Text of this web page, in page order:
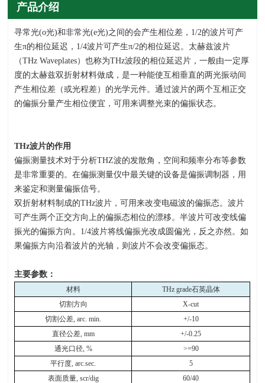
产品介绍
寻常光(o光)和非常光(e光)之间的会产生相位差，1/2的波片可产
生π的相位延迟， 1/4波片可产生π/2的相位延迟。 太赫兹波片
（THz Waveplates）也称为THz波段的相位延迟片，一般由一定厚
度的太赫兹双折射材料做成，是一种能使互相垂直的两光振动间
产生相位差（或光程差）的光学元件。通过波片的两个互相正交
的偏振分量产生相位便宜，可用来调整光束的偏振状态。
THz波片的作用
偏振测量技术对于分析THZ波的发散角，空间和频率分布等参数
是非常重要的。在偏振测量仪中最关键的设备是偏振调制器，用
来鉴定和测量偏振信号。
双折射材料制成的THz波片，可用来改变电磁波的偏振态。波片
可产生两个正交方向上的偏振态相位的漂移。半波片可改变线偏
振光的偏振方向。 1/4波片将线偏振光改成圆偏光，反之亦然。如
果偏振方向沿着波片的光轴，则波片不会改变偏振态。
主要参数：
材料 THz grade石英晶体
切割方向
X-cut
切割公差, arc. min.
+/-10
直径公差, mm
+/-0.25
通光口径, %
>=90
平行度, arc.sec.
5
表面质量, scr/dig
60/40